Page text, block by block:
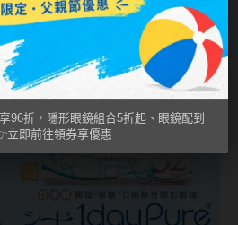
果
度，向原廠申請配送等候時間約 4-
材說明書。
96折，隱形眼鏡組合5折起、眼鏡配到
立即前往領券享優惠